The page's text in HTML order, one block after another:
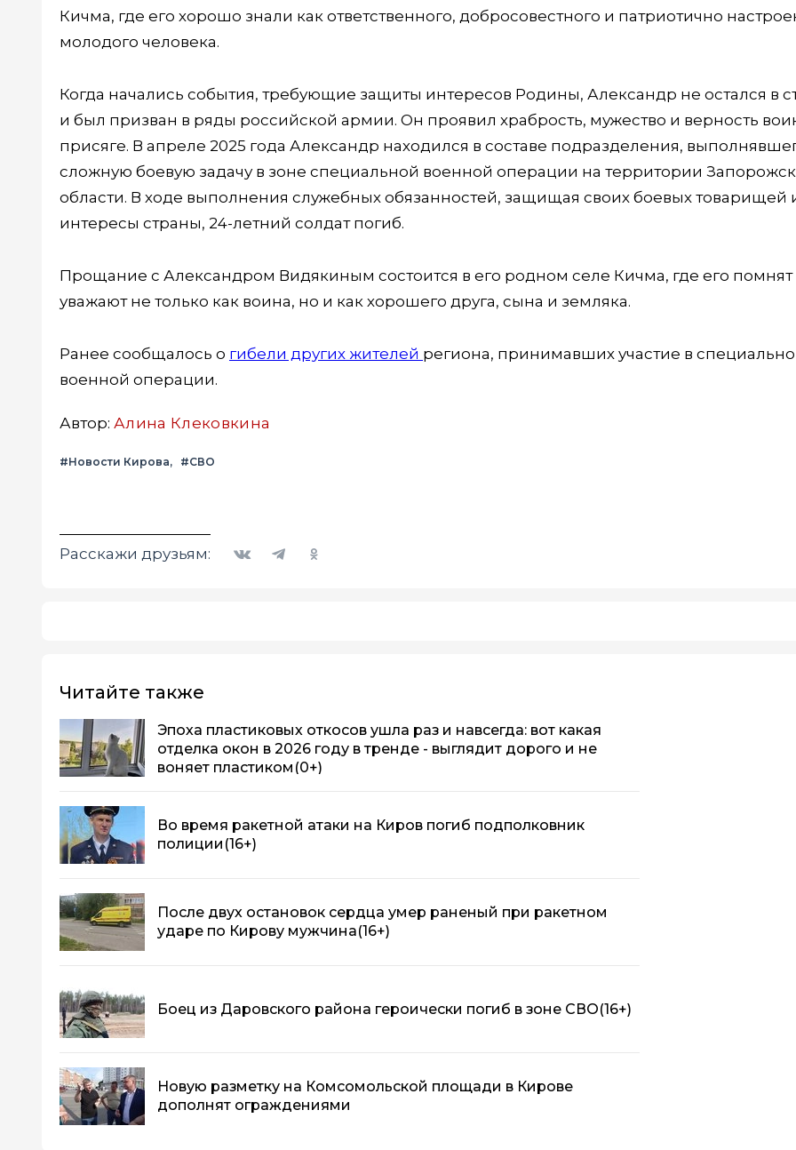
Кичма, где его хорошо знали как ответственного, добросовестного и патриотично
молодого человека.
Когда начались события, требующие защиты интересов Родины, Александр не остался в
и был призван в ряды российской армии. Он проявил храбрость, мужество и верность
присяге. В апреле 2025 года Александр находился в составе подразделения,
сложную боевую задачу в зоне специальной военной операции на территории
области. В ходе выполнения служебных обязанностей, защищая своих боевых товарищей
интересы страны, 24-летний солдат погиб.
Прощание с Александром Видякиным состоится в его родном селе Кичма, где его помнят
уважают не только как воина, но и как хорошего друга, сына и земляка.
Ранее сообщалось о гибели других жителей региона, принимавших участие в
военной операции.
Автор: Алина Клековкина
#Новости Кирова #СВО
Расскажи друзьям:
Читайте также
Эпоха пластиковых откосов ушла раз и навсегда: вот какая
отделка окон в 2026 году в тренде - выглядит дорого и не
воняет пластиком (0+)
Во время ракетной атаки на Киров погиб подполковник
полиции (16+)
После двух остановок сердца умер раненый при ракетном
ударе по Кирову мужчина(16+)
Боец из Даровского района героически погиб в зоне СВО(16+)
Новую разметку на Комсомольской площади в Кирове
дополнят ограждениями